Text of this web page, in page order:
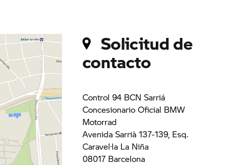
Solicitud de
contacto
Control 94 BCN Sarriá
Concesionario Oficial BMW
Motorrad
Avenida Sarrià 137-139, Esq.
Caravel·la La Niña
08017 Barcelona